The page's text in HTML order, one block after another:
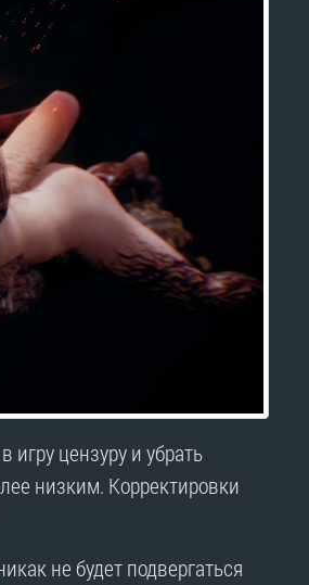
цензуру и убрать
низким. Корректировки
не будет подвергаться